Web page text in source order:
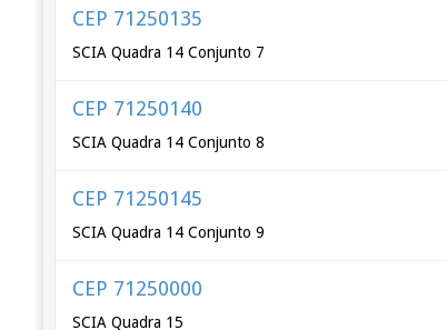
CEP 71250135
SCIA Quadra 14 Conjunto 7
CEP 71250140
SCIA Quadra 14 Conjunto 8
CEP 71250145
SCIA Quadra 14 Conjunto 9
CEP 71250000
SCIA Quadra 15